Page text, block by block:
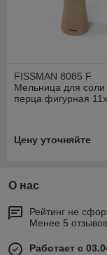
FISSMAN 8085 F
Мельница для соли
перца фигурная
Цену уточняйте
О нас
Рейтинг не
Менее 5
Работает с